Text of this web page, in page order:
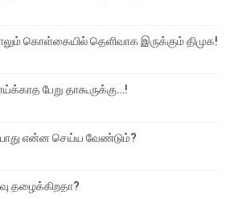
கொள்கையில் தெளிவாக இருக்கும் திமுக!
பேறு தாகூருக்கு…!
என்ன செய்ய வேண்டும்?
தழைக்கிறதா?